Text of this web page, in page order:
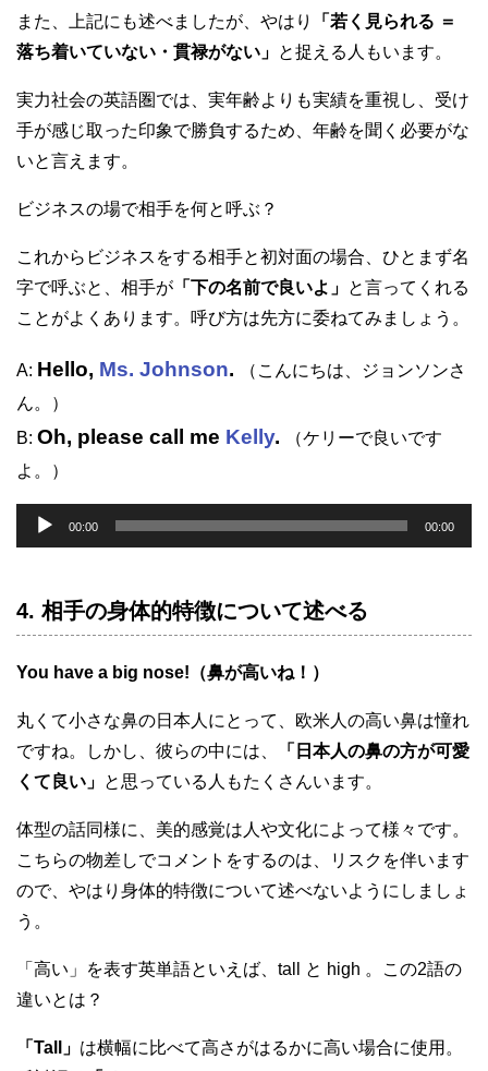
また、上記にも述べましたが、やはり
「若く見られる ＝
落ち着いていない・貫禄がない」 と捉える人もいます。
実力社会の英語圏では、実年齢よりも実績を重視し、受け
手が感じ取った印象で勝負するため、年齢を聞く必要がな
いと言えます。
ビジネスの場で相手を何と呼ぶ？
これからビジネスをする相手と初対面の場合、ひとまず名
字で呼ぶと、相手が 「下の名前で良いよ」 と言ってくれる
ことがよくあります。呼び方は先方に委ねてみましょう。
A: Hello, Ms. Johnson.
（こんにちは、ジョンソンさ
ん。）
B: Oh, please call me Kelly.
（ケリーで良いです
よ。）
声
レ
ー
ヤ
00:00 00:00
4. 相手の身体的特徴について述べる
You have a big nose!（鼻が高いね！）
丸くて小さな鼻の日本人にとって、欧米人の高い鼻は憧れ
ですね。しかし、彼らの中には、
「日本人の鼻の方が可愛
くて良い」 と思っている人もたくさんいます。
体型の話同様に、美的感覚は人や文化によって様々です。
こちらの物差しでコメントをするのは、リスクを伴います
ので、やはり身体的特徴について述べないようにしましょ
う。
「高い」を表す英単語といえば、tall と high 。この2語の
違いとは？
「Tall」 は横幅に比べて高さがはるかに高い場合に使用。